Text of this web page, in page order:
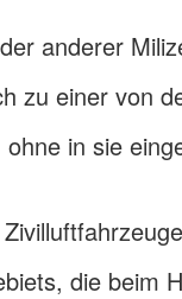
anderer
zu einer von
in sie
die beim